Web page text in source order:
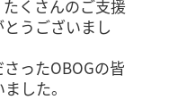
くさんのご支援
うございまし
ったOBOGの皆
した。